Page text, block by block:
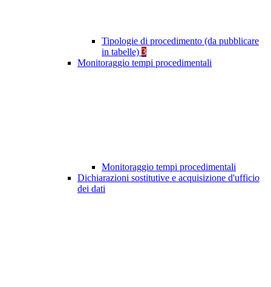
Tipologie di procedimento (da pubblicare
in tabelle) 3
Monitoraggio tempi procedimentali
Monitoraggio tempi procedimentali
Dichiarazioni sostitutive e acquisizione d'ufficio
dei dati